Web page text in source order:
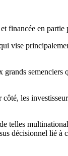
financée en partie
vise
les
telles
décisionnel lié